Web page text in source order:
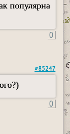
популярна
0
#85247
0